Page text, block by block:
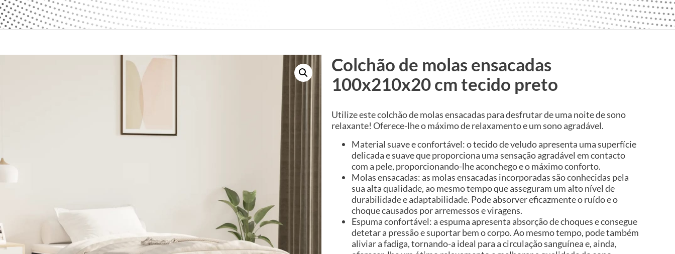
Colchão de molas ensacadas
100x210x20 cm tecido preto
Utilize este colchão de molas ensacadas para desfrutar de uma noite de sono
relaxante! Oferece-lhe o máximo de relaxamento e um sono agradável.
Material suave e confortável: o tecido de veludo apresenta uma superfície
delicada e suave que proporciona uma sensação agradável em contacto
com a pele, proporcionando-lhe aconchego e o máximo conforto.
Molas ensacadas: as molas ensacadas incorporadas são conhecidas pela
sua alta qualidade, ao mesmo tempo que asseguram um alto nível de
durabilidade e adaptabilidade. Pode absorver eficazmente o ruído e o
choque causados por arremessos e viragens.
Espuma confortável: a espuma apresenta absorção de choques e consegue
detetar a pressão e suportar bem o corpo. Ao mesmo tempo, pode também
aliviar a fadiga, tornando-a ideal para a circulação sanguínea e, ainda,